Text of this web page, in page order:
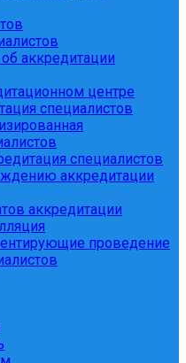
аккредитации
центре
специалистов
специалистов
аккредитации
аккредитации
проведение